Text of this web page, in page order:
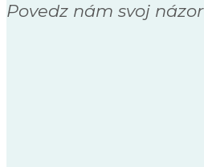
Povedz nám svoj názor